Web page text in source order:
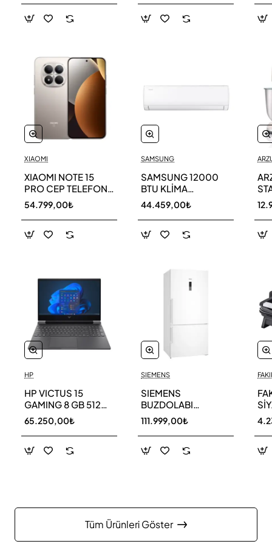
XIAOMI
XIAOMI NOTE 15
PRO CEP TELEFONU
256 GB
54.799,00₺
HP
HP VICTUS 15
GAMING 8 GB 512
GB SSD LAPTOP
FA0011NT 80D33EA
65.250,00₺
SAMSUNG
SAMSUNG 12000
BTU KLİMA
AR40F12C0AM SK
44.459,00₺
SIEMENS
SIEMENS
BUZDOLABI
KG86NCWE0N
111.999,00₺
Tüm Ürünleri Göster